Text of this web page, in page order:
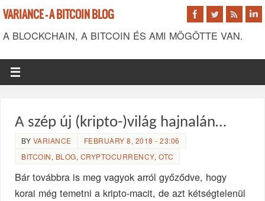
VARIANCE - A BITCOIN BLOG
A BLOCKCHAIN, A BITCOIN ÉS AMI MÖGÖTTE VAN.
A szép új (kripto-)világ hajnalán…
BY VARIANCE
FEBRUARY 8, 2018 - 23:06
BITCOIN, BLOG, CRYPTOCURRENCY, OTC
Bár továbbra is meg vagyok arról győződve, hogy
korai még temetni a kripto-macit, de azt kétségtelenül